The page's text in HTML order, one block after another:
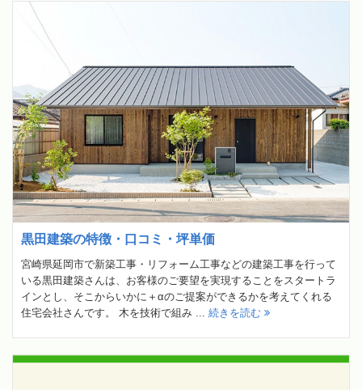
黒田建築の特徴・口コミ・坪単価
宮崎県延岡市で新築工事・リフォーム工事などの建築工事を行って
いる黒田建築さんは、お客様のご要望を実現することをスタートラ
インとし、そこからいかに＋αのご提案ができるかを考えてくれる
住宅会社さんです。 木を技術で組み ... 続きを読む